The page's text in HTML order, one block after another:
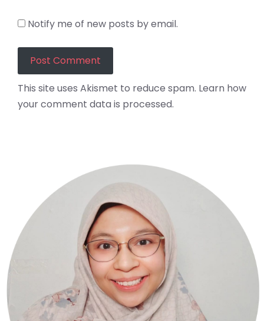
Notify me of new posts by email.
This site uses Akismet to reduce spam. Learn how
your comment data is processed.